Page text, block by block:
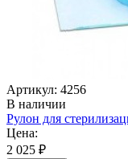
Артикул: 4256
В наличии
Рулон для
Цена:
2 025 ₽